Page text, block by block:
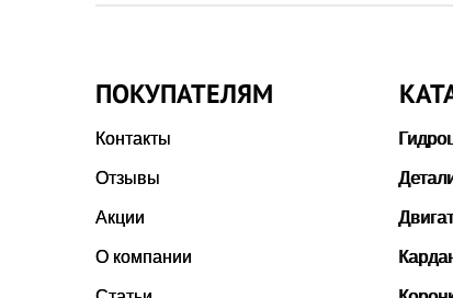
ПОКУПАТЕЛЯМ
Контакты
Отзывы
Акции
О компании